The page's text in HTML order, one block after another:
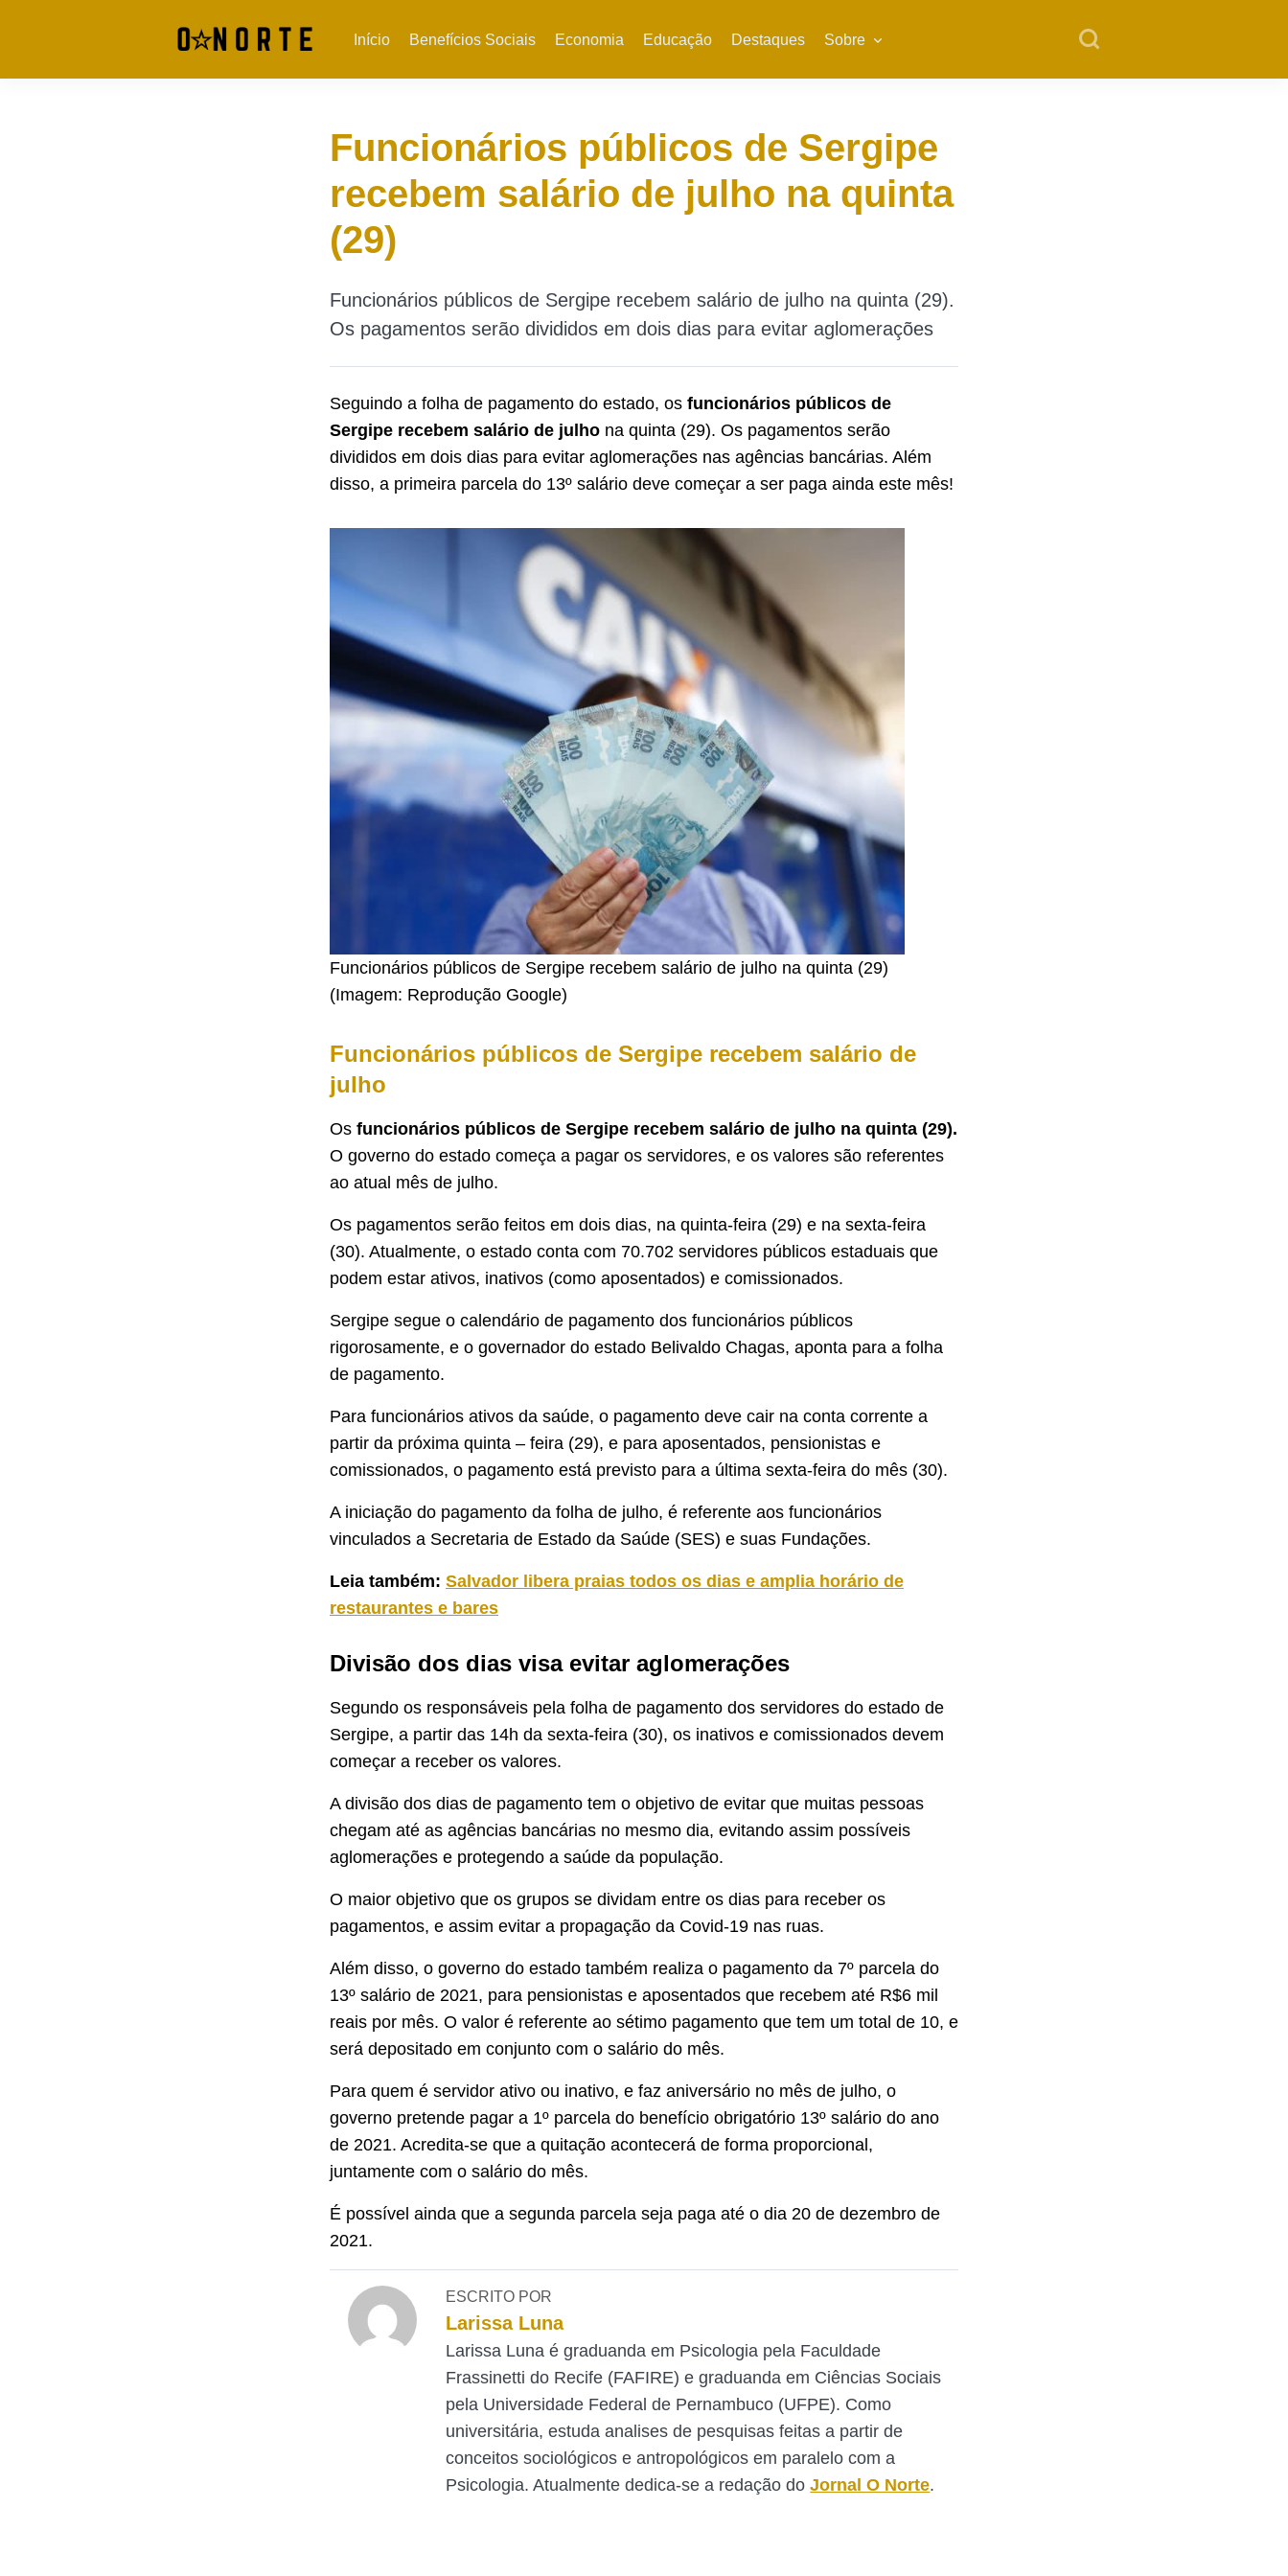
Início Benefícios Sociais Economia Educação Destaques Sobre
Funcionários públicos de Sergipe
recebem salário de julho na quinta
(29)
Funcionários públicos de Sergipe recebem salário de julho na quinta (29).
Os pagamentos serão divididos em dois dias para evitar aglomerações
Seguindo a folha de pagamento do estado, os funcionários públicos de
Sergipe recebem salário de julho na quinta (29). Os pagamentos serão
divididos em dois dias para evitar aglomerações nas agências bancárias. Além
disso, a primeira parcela do 13º salário deve começar a ser paga ainda este mês!
Funcionários públicos de Sergipe recebem salário de julho na quinta (29)
(Imagem: Reprodução Google)
Funcionários públicos de Sergipe recebem salário de
julho
Os funcionários públicos de Sergipe recebem salário de julho na quinta (29).
O governo do estado começa a pagar os servidores, e os valores são referentes
ao atual mês de julho.
Os pagamentos serão feitos em dois dias, na quinta-feira (29) e na sexta-feira
(30). Atualmente, o estado conta com 70.702 servidores públicos estaduais que
podem estar ativos, inativos (como aposentados) e comissionados.
Sergipe segue o calendário de pagamento dos funcionários públicos
rigorosamente, e o governador do estado Belivaldo Chagas, aponta para a folha
de pagamento.
Para funcionários ativos da saúde, o pagamento deve cair na conta corrente a
partir da próxima quinta – feira (29), e para aposentados, pensionistas e
comissionados, o pagamento está previsto para a última sexta-feira do mês (30).
A iniciação do pagamento da folha de julho, é referente aos funcionários
vinculados a Secretaria de Estado da Saúde (SES) e suas Fundações.
Leia também: Salvador libera praias todos os dias e amplia horário de
restaurantes e bares
Divisão dos dias visa evitar aglomerações
Segundo os responsáveis pela folha de pagamento dos servidores do estado de
Sergipe, a partir das 14h da sexta-feira (30), os inativos e comissionados devem
começar a receber os valores.
A divisão dos dias de pagamento tem o objetivo de evitar que muitas pessoas
chegam até as agências bancárias no mesmo dia, evitando assim possíveis
aglomerações e protegendo a saúde da população.
O maior objetivo que os grupos se dividam entre os dias para receber os
pagamentos, e assim evitar a propagação da Covid-19 nas ruas.
Além disso, o governo do estado também realiza o pagamento da 7º parcela do
13º salário de 2021, para pensionistas e aposentados que recebem até R$6 mil
reais por mês. O valor é referente ao sétimo pagamento que tem um total de 10, e
será depositado em conjunto com o salário do mês.
Para quem é servidor ativo ou inativo, e faz aniversário no mês de julho, o
governo pretende pagar a 1º parcela do benefício obrigatório 13º salário do ano
de 2021. Acredita-se que a quitação acontecerá de forma proporcional,
juntamente com o salário do mês.
É possível ainda que a segunda parcela seja paga até o dia 20 de dezembro de
2021.
ESCRITO POR
Larissa Luna
Larissa Luna é graduanda em Psicologia pela Faculdade
Frassinetti do Recife (FAFIRE) e graduanda em Ciências Sociais
pela Universidade Federal de Pernambuco (UFPE). Como
universitária, estuda analises de pesquisas feitas a partir de
conceitos sociológicos e antropológicos em paralelo com a
Psicologia. Atualmente dedica-se a redação do Jornal O Norte.